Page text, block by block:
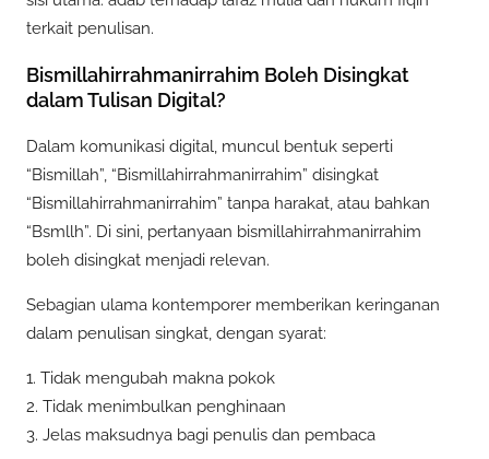
terkait penulisan.
Bismillahirrahmanirrahim Boleh Disingkat
dalam Tulisan Digital?
Dalam komunikasi digital, muncul bentuk seperti
“Bismillah”, “Bismillahirrahmanirrahim” disingkat
“Bismillahirrahmanirrahim” tanpa harakat, atau bahkan
“Bsmllh”. Di sini, pertanyaan bismillahirrahmanirrahim
boleh disingkat menjadi relevan.
Sebagian ulama kontemporer memberikan keringanan
dalam penulisan singkat, dengan syarat:
1. Tidak mengubah makna pokok
2. Tidak menimbulkan penghinaan
3. Jelas maksudnya bagi penulis dan pembaca